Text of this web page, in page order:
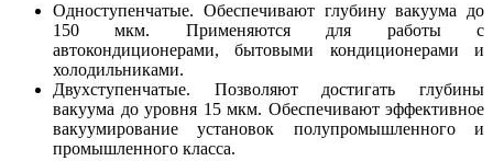
Одноступенчатые. Обеспечивают глубину вакуума до
150 мкм. Применяются для работы с
автокондиционерами, бытовыми кондиционерами и
холодильниками.
Двухступенчатые. Позволяют достигать глубины
вакуума до уровня 15 мкм. Обеспечивают эффективное
вакуумирование установок полупромышленного и
промышленного класса.